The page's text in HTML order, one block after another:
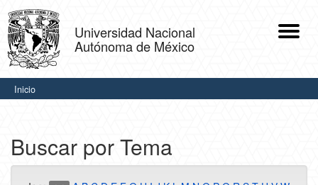
navigation
Universidad Nacional
Autónoma de México
Inicio
Buscar por Tema